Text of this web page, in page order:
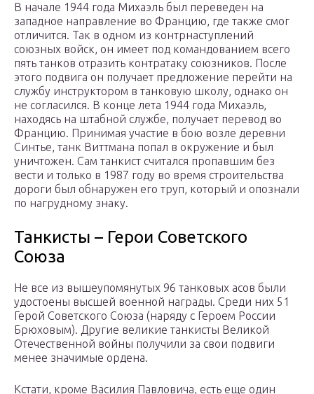
В начале 1944 года Михаэль был переведен на
западное направление во Францию, где также смог
отличится. Так в одном из контрнаступлений
союзных войск, он имеет под командованием всего
пять танков отразить контратаку союзников. После
этого подвига он получает предложение перейти на
службу инструктором в танковую школу, однако он
не согласился. В конце лета 1944 года Михаэль,
находясь на штабной службе, получает перевод во
Францию. Принимая участие в бою возле деревни
Синтье, танк Виттмана попал в окружение и был
уничтожен. Сам танкист считался пропавшим без
вести и только в 1987 году во время строительства
дороги был обнаружен его труп, который и опознали
по нагрудному знаку.
Танкисты – Герои Советского
Союза
Не все из вышеупомянутых 96 танковых асов были
удостоены высшей военной награды. Среди них 51
Герой Советского Союза (наряду с Героем России
Брюховым). Другие великие танкисты Великой
Отечественной войны получили за свои подвиги
менее значимые ордена.
Кстати, кроме Василия Павловича, есть еще один